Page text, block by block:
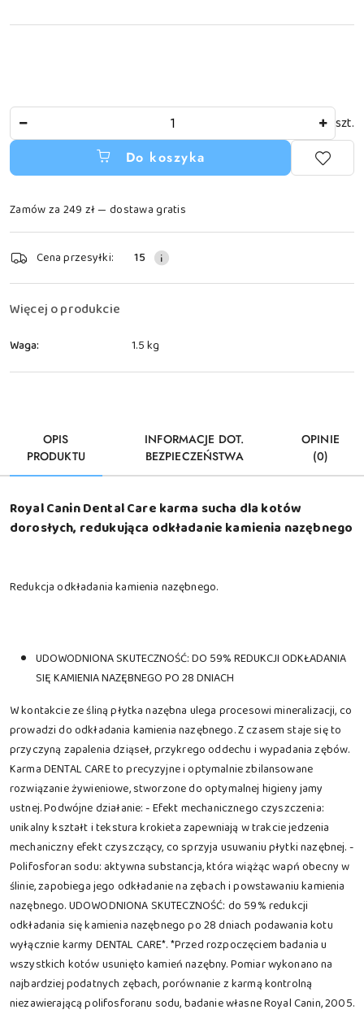
szt.
Do koszyka
Zamów za 249 zł — dostawa gratis
i
dostawa
Cena przesyłki: 15
Więcej o produkcie
Waga: 1.5 kg
OPIS
PRODUKTU
INFORMACJE DOT.
BEZPIECZEŃSTWA
OPINIE
(0)
Royal Canin Dental Care karma sucha dla kotów
dorosłych, redukująca odkładanie kamienia nazębnego
Redukcja odkładania kamienia nazębnego.
UDOWODNIONA SKUTECZNOŚĆ: DO 59% REDUKCJI ODKŁADANIA
SIĘ KAMIENIA NAZĘBNEGO PO 28 DNIACH
W kontakcie ze śliną płytka nazębna ulega procesowi mineralizacji, co
prowadzi do odkładania kamienia nazębnego. Z czasem staje się to
przyczyną zapalenia dziąseł, przykrego oddechu i wypadania zębów.
Karma DENTAL CARE to precyzyjne i optymalnie zbilansowane
rozwiązanie żywieniowe, stworzone do optymalnej higieny jamy
ustnej. Podwójne działanie: - Efekt mechanicznego czyszczenia:
unikalny kształt i tekstura krokieta zapewniają w trakcie jedzenia
mechaniczny efekt czyszczący, co sprzyja usuwaniu płytki nazębnej. -
Polifosforan sodu: aktywna substancja, która wiążąc wapń obecny w
ślinie, zapobiega jego odkładanie na zębach i powstawaniu kamienia
nazębnego. UDOWODNIONA SKUTECZNOŚĆ: do 59% redukcji
odkładania się kamienia nazębnego po 28 dniach podawania kotu
wyłącznie karmy DENTAL CARE*. *Przed rozpoczęciem badania u
wszystkich kotów usunięto kamień nazębny. Pomiar wykonano na
najbardziej podatnych zębach, porównanie z karmą kontrolną
niezawierającą polifosforanu sodu, badanie własne Royal Canin, 2005.